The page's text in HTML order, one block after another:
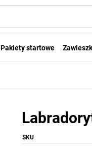
Pakiety startowe
SKU